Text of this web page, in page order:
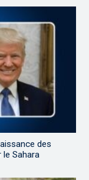
des
le Sahara